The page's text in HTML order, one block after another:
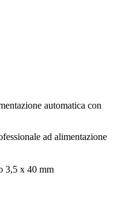
automatica con
ad alimentazione
3,5 x 40 mm